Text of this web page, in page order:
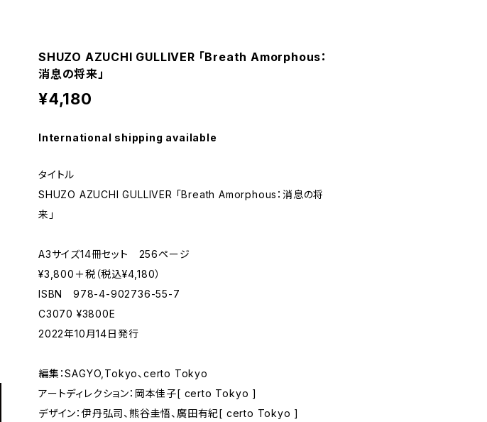
SHUZO AZUCHI GULLIVER 「Breath Amorphous：
消息の将来」
¥4,180
International shipping available
タイトル
SHUZO AZUCHI GULLIVER 「Breath Amorphous：消息の将
来」
A3サイズ14冊セット 256ページ
¥3,800＋税（税込¥4,180）
ISBN 978-4-902736-55-7
C3070 ¥3800E
2022年10月14日発行
編集：SAGYO,Tokyo、certo Tokyo
アートディレクション：岡本佳子[ certo Tokyo ]
デザイン：伊丹弘司、熊谷圭悟、廣田有紀[ certo Tokyo ]